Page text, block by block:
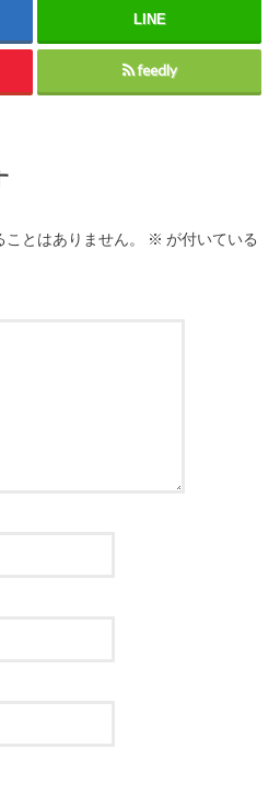
LINE
feedly
とはありません。 ※ が付いている